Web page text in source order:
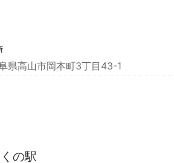
県高山市岡本町3丁目43-1
の駅